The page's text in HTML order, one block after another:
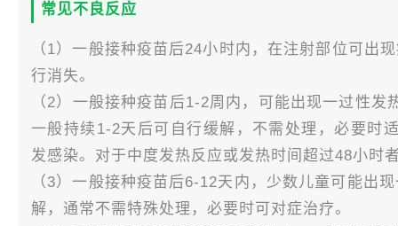
常见不良反应
（1）一般接种疫苗后24小时内，在注射部位可出
行消失。
（2）一般接种疫苗后1-2周内，可能出现一过性
一般持续1-2天后可自行缓解，不需处理，必要时
发感染。对于中度发热反应或发热时间超过48小时
（3）一般接种疫苗后6-12天内，少数儿童可能出
解，通常不需特殊处理，必要时可对症治疗。